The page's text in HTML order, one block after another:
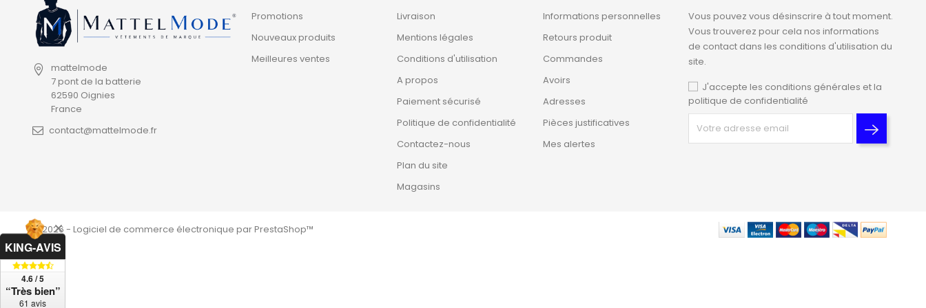
mattelmode
7 pont de la batterie
62590 Oignies
France
contact@mattelmode.fr
Promotions
Nouveaux produits
Meilleures ventes
Livraison
Mentions légales
Conditions d'utilisation
A propos
Paiement sécurisé
Politique de confidentialité
Contactez-nous
Plan du site
Magasins
Informations personnelles
Retours produit
Commandes
Avoirs
Adresses
Pièces justificatives
Mes alertes
Vous pouvez vous désinscrire à tout moment.
Vous trouverez pour cela nos informations
de contact dans les conditions d'utilisation du
site.
J'accepte les conditions générales et la
politique de confidentialité
© 2026 - Logiciel de commerce électronique par PrestaShop™
KING-AVIS
4.6 / 5
“Très bien”
61 avis